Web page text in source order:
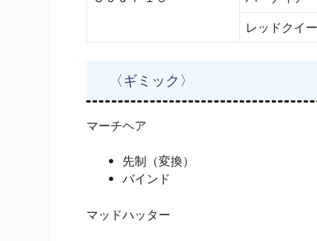
レッドクイ
〈ギミック〉
マーチヘア
先制（変換）
バインド
マッドハッター